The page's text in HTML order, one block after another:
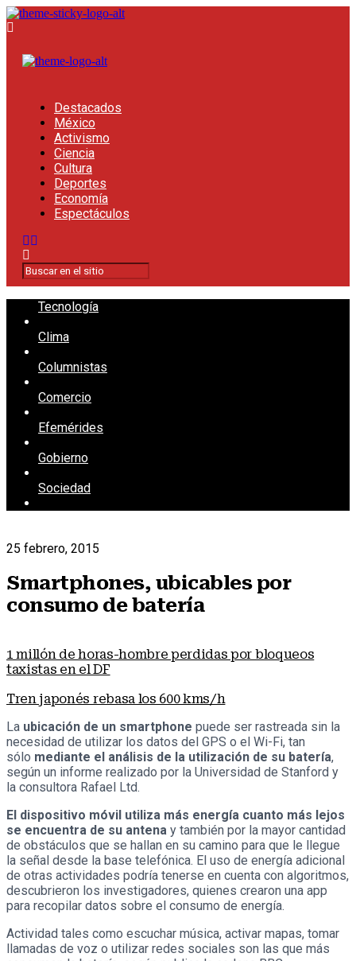
Destacados
México
Activismo
Ciencia
Cultura
Deportes
Economía
Espectáculos
Tecnología
Clima
Columnistas
Comercio
Efemérides
Gobierno
Sociedad
25 febrero, 2015
Smartphones, ubicables por
consumo de batería
1 millón de horas-hombre perdidas por bloqueos
taxistas en el DF
Tren japonés rebasa los 600 kms/h
La ubicación de un smartphone puede ser rastreada sin la
necesidad de utilizar los datos del GPS o el Wi-Fi, tan
sólo mediante el análisis de la utilización de su batería,
según un informe realizado por la Universidad de Stanford y
la consultora Rafael Ltd.
El dispositivo móvil utiliza más energía cuanto más lejos
se encuentra de su antena y también por la mayor cantidad
de obstáculos que se hallan en su camino para que le llegue
la señal desde la base telefónica. El uso de energía adicional
de otras actividades podría tenerse en cuenta con algoritmos,
descubrieron los investigadores, quienes crearon una app
para recopilar datos sobre el consumo de energía.
Actividad tales como escuchar música, activar mapas, tomar
llamadas de voz o utilizar redes sociales son las que más